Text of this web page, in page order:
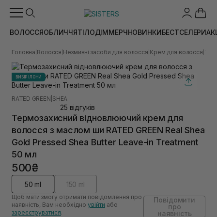
ВОЛОССЯОБЛИЧЧЯТІЛОДІММЕРЧНОВИНКИБЕСТСЕЛЕРИ
Головна Волосся Незмивні засоби для волосся Крем для волосся
ВИБІР ІЛОНИ
RATED GREEN SHEA
25 відгуків
Термозахисний відновлюючий крем для
волосся з маслом ши RATED GREEN Real Shea
Gold Pressed Shea Butter Leave-in Treatment
50 мл
500₴
50 ml 150 ml
Щоб мати змогу отримати повідомлення про
наявність, Вам необхідно увійти або
зареєструватися.
Повідомити
про
наявність